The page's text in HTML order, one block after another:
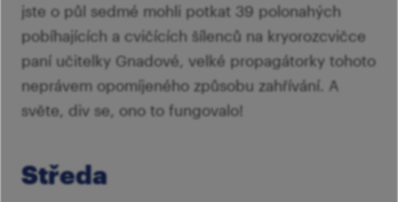
jste o půl sedmé mohli potkat 39 polonahých
pobíhajících a cvičících šílenců na kryorozcvičce
paní učitelky Gnadové, velké propagátorky tohoto
neprávem opomíjeného způsobu zahřívání. A
světe, div se, ono to fungovalo!
Středa